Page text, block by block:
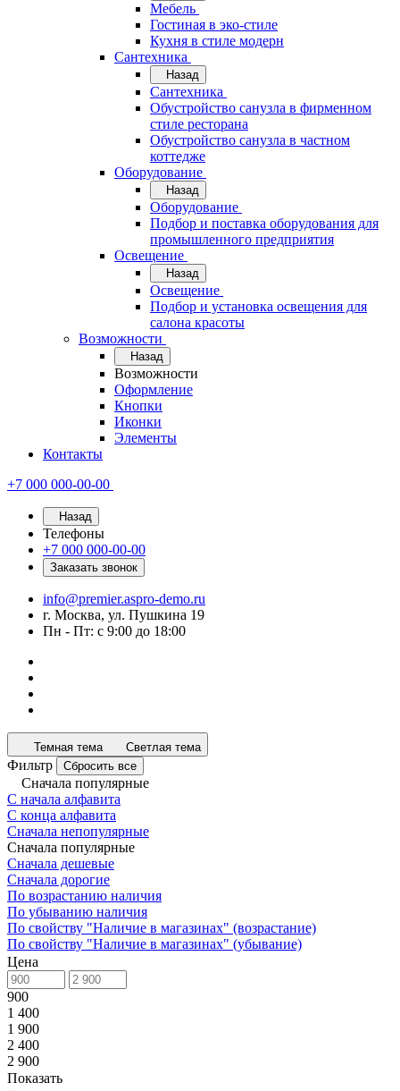
Мебель
Гостиная в эко-стиле
Кухня в стиле модерн
Сантехника
Назад
Сантехника
Обустройство санузла в фирменном
стиле ресторана
Обустройство санузла в частном
коттедже
Оборудование
Назад
Оборудование
Подбор и поставка оборудования для
промышленного предприятия
Освещение
Назад
Освещение
Подбор и установка освещения для
салона красоты
Возможности
Назад
Возможности
Оформление
Кнопки
Иконки
Элементы
Контакты
+7 000 000-00-00
Назад
Телефоны
+7 000 000-00-00
Заказать звонок
info@premier.aspro-demo.ru
г. Москва, ул. Пушкина 19
Пн - Пт: с 9:00 до 18:00
Темная тема Светлая тема
Фильтр Сбросить все
Сначала популярные
С начала алфавита
С конца алфавита
Сначала непопулярные
Сначала популярные
Сначала дешевые
Сначала дорогие
По возрастанию наличия
По убыванию наличия
По свойству "Наличие в магазинах" (возрастание)
По свойству "Наличие в магазинах" (убывание)
Цена
900
1 400
1 900
2 400
2 900
Показать